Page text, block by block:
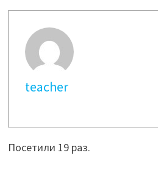
teacher
Посетили 19 раз.